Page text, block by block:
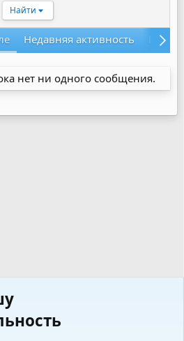
Найти
Недавняя активность
нет ни одного сообщения.